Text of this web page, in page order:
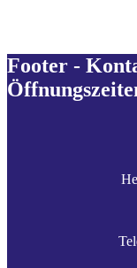
Footer -